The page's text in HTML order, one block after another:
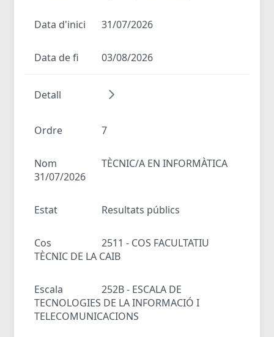
Data d'inici 31/07/2026
Data de fi 03/08/2026
Detall
Ordre 7
Nom
TÈCNIC/A EN INFORMÀTICA
31/07/2026
Estat Resultats públics
Cos
2511 - COS FACULTATIU
TÈCNIC DE LA CAIB
Escala
252B - ESCALA DE
TECNOLOGIES DE LA INFORMACIÓ I
TELECOMUNICACIONS